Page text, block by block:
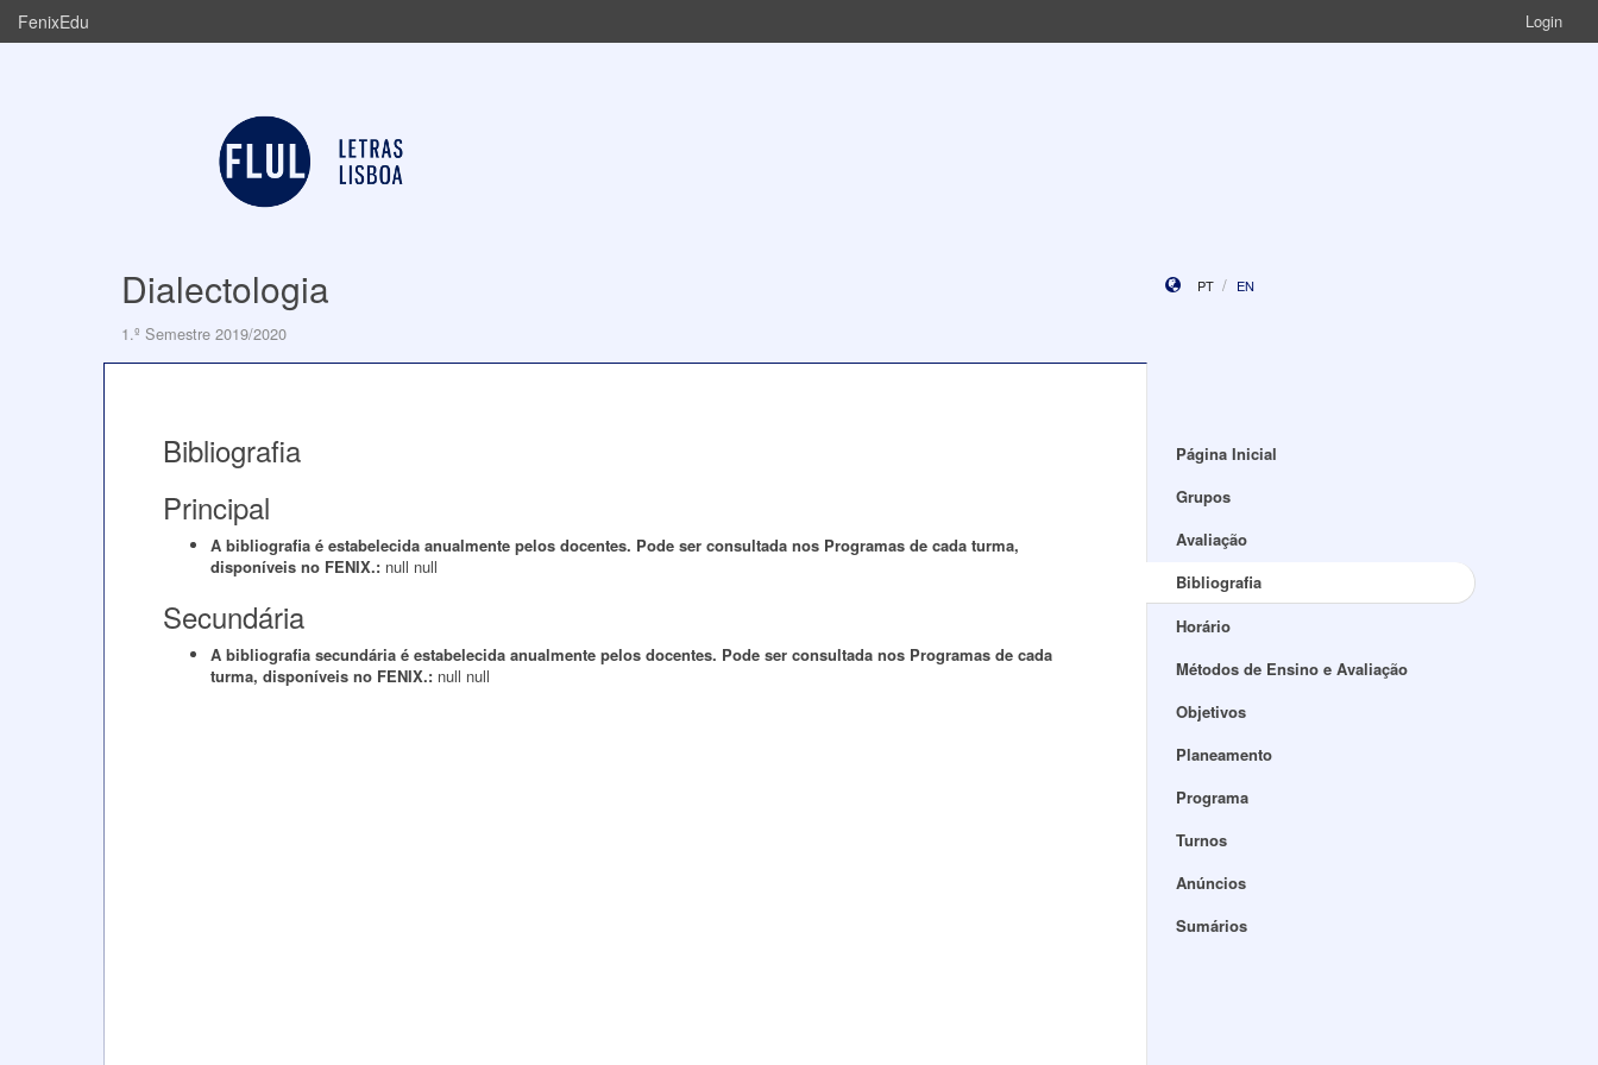
FenixEdu Login
Dialectologia
1.º Semestre 2019/2020
PT EN
Bibliografia
Principal
A bibliografia é estabelecida anualmente pelos docentes. Pode ser consultada nos Programas de cada turma,
disponíveis no FENIX.: null null
Secundária
A bibliografia secundária é estabelecida anualmente pelos docentes. Pode ser consultada nos Programas de cada
turma, disponíveis no FENIX.: null null
Página Inicial
Grupos
Avaliação
Bibliografia
Horário
Métodos de Ensino e Avaliação
Objetivos
Planeamento
Programa
Turnos
Anúncios
Sumários